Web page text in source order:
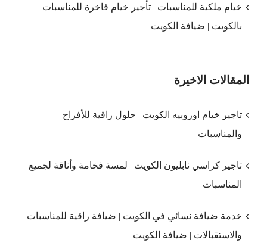
خيام ملكية للمناسبات | تأجير خيام فاخرة للمناسبات
بالكويت | ضيافة الكويت
المقالات الاخيرة
تاجير خيام اوروبيه الكويت | حلول راقية للأفراح
والمناسبات
تاجير كراسي نابليون الكويت | لمسة فخامة وأناقة لجميع
المناسبات
خدمة ضيافة نسائي في الكويت | ضيافة راقية للمناسبات
والاستقبالات | ضيافة الكويت